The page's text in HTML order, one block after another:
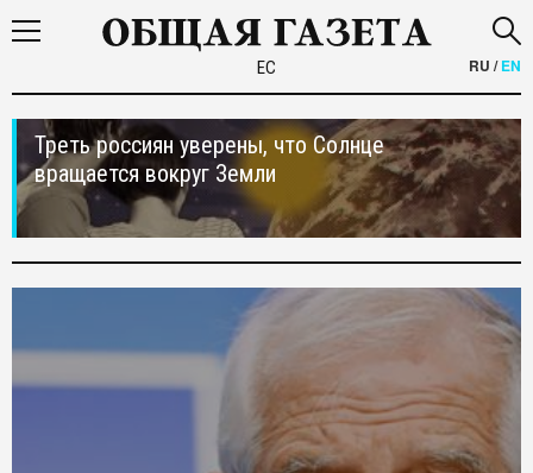
ЕС RU /EN
Треть россиян уверены, что Солнце
вращается вокруг Земли